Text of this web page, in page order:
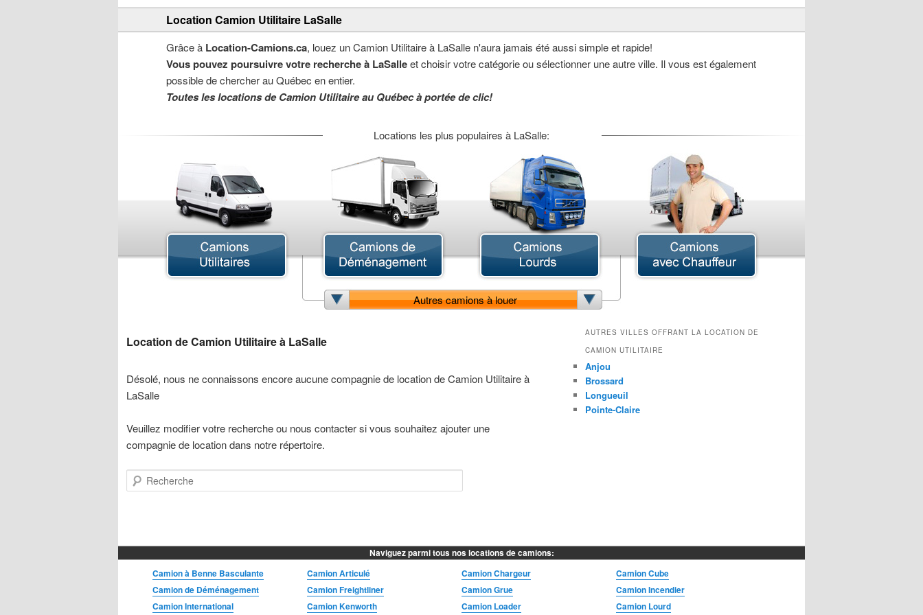
Location Camion Utilitaire LaSalle
Grâce à Location-Camions.ca, louez un Camion Utilitaire à LaSalle n'aura jamais été aussi simple et rapide!
Vous pouvez poursuivre votre recherche à LaSalleet choisir votre catégorie ou sélectionner une autre ville. Il vous est également
possible de chercher au Québec en entier.
Toutes les locations de Camion Utilitaire au Québec à portée de clic!
Locations les plus populaires à LaSalle:
Autres camions à louer
Camion Cube
Camion de Déménagement
Camion Sport VUS
Minibus
Location de Camion Utilitaire à LaSalle
Désolé, nous ne connaissons encore aucune compagnie de location de Camion Utilitaire à
LaSalle
Veuillez modifier votre recherche ou nous contacter si vous souhaitez ajouter une
compagnie de location dans notre répertoire.
Recherche
AUTRES VILLES OFFRANT LA LOCATION DE
CAMION UTILITAIRE
Anjou
Brossard
Longueuil
Pointe-Claire
Naviguez parmi tous nos locations de camions:
Camion à Benne Basculante
Camion Articulé Camion Chargeur
Camion Cube
Camion de Déménagement
Camion Freightliner Camion Grue
Camion Incendier
Camion International
Camion Kenworth Camion Loader Camion Lourd